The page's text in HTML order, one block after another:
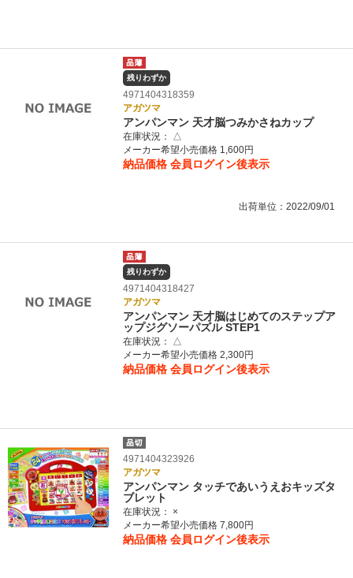
残りわずか
4971404318359
アガツマ
アンパンマン 天才脳つみかさねカップ
在庫状況：
△
メーカー希望小売価格 1,600円
納品価格 会員ログイン後表示
出荷単位：2022/09/01
残りわずか
4971404318427
アガツマ
アンパンマン 天才脳はじめてのステップア
ップジグソーパズル STEP1
在庫状況：
△
メーカー希望小売価格 2,300円
納品価格 会員ログイン後表示
4971404323926
アガツマ
アンパンマン タッチであいうえおキッズタ
ブレット
在庫状況：
×
メーカー希望小売価格 7,800円
納品価格 会員ログイン後表示